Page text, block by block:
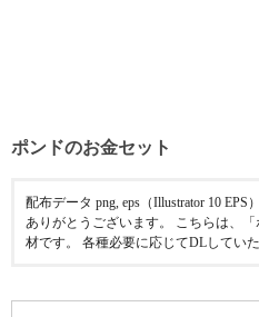
ポンドのお金セット
配布データ png, eps（Illustrator 10 EPS
ありがとうございます。 こちらは、
材です。 各種必要に応じてDLしてい